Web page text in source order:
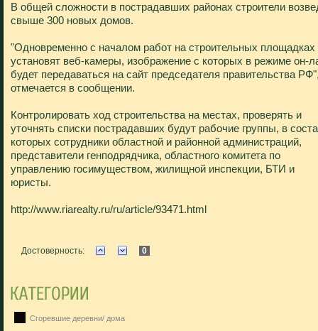
В общей сложности в пострадавших районах строители
свыше 300 новых домов.
"Одновременно с началом работ на строительных площадках
установят веб-камеры, изображение с которых в режиме он-
будет передаваться на сайт председателя правительства
отмечается в сообщении.
Контролировать ход строительства на местах, проверять и
уточнять списки пострадавших будут рабочие группы, в
которых сотрудники областной и районной администраций,
представители генподрядчика, областного комитета по
управлению госимуществом, жилищной инспекции, БТИ и
юристы.
http://www.riarealty.ru/ru/article/93471.html
Достоверность: 0
Сгоревшие деревни/ дома